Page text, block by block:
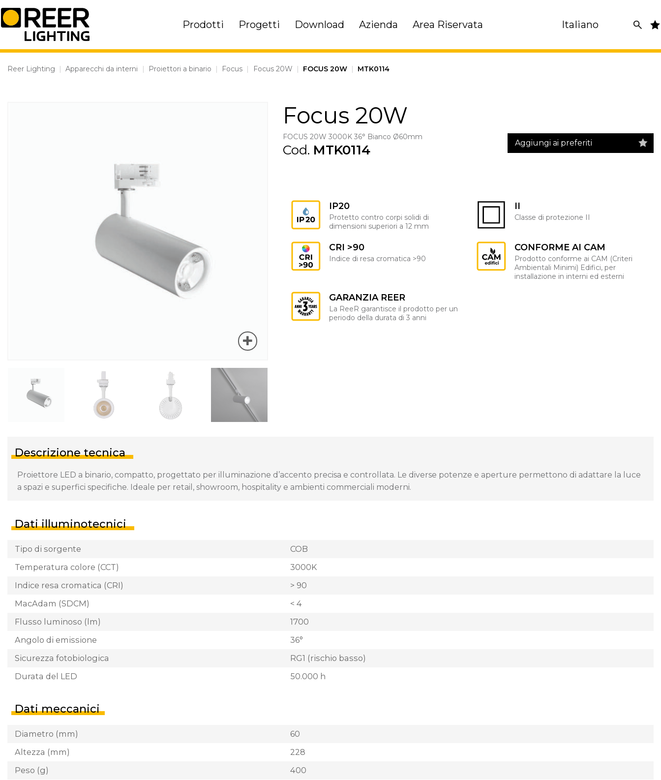
Skip
to
content
Prodotti Progetti Download Azienda Area Riservata Italiano
Reer Lighting | Apparecchi da interni | Proiettori a binario | Focus | Focus 20W | FOCUS 20W | MTK0114
Focus 20W
FOCUS 20W 3000K 36° Bianco Ø60mm
Cod. MTK0114 Aggiungi ai preferiti
IP20
Protetto contro corpi solidi di
dimensioni superiori a 12 mm
II
Classe di protezione II
CRI >90
Indice di resa cromatica >90
CONFORME AI CAM
Prodotto conforme ai CAM (Criteri
Ambientali Minimi) Edifici, per
installazione in interni ed esterni
GARANZIA REER
La ReeR garantisce il prodotto per un
periodo della durata di 3 anni
Descrizione tecnica
Proiettore LED a binario, compatto, progettato per illuminazione d’accento precisa e controllata. Le diverse potenze e aperture permettono di adattare la luce
a spazi e superfici specifiche. Ideale per retail, showroom, hospitality e ambienti commerciali moderni.
Dati illuminotecnici
Tipo di sorgente
COB
Temperatura colore (CCT)
3000K
Indice resa cromatica (CRI)
> 90
MacAdam (SDCM)
< 4
Flusso luminoso (lm)
1700
Angolo di emissione
36°
Sicurezza fotobiologica
RG1 (rischio basso)
Durata del LED
50.000 h
Dati meccanici
Diametro (mm)
60
Altezza (mm)
228
Peso (g)
400